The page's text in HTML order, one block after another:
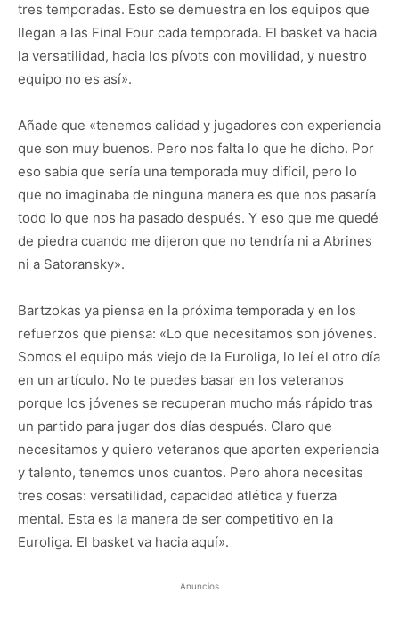
tres temporadas. Esto se demuestra en los equipos que
llegan a las Final Four cada temporada. El basket va hacia
la versatilidad, hacia los pívots con movilidad, y nuestro
equipo no es así».
Añade que «tenemos calidad y jugadores con experiencia
que son muy buenos. Pero nos falta lo que he dicho. Por
eso sabía que sería una temporada muy difícil, pero lo
que no imaginaba de ninguna manera es que nos pasaría
todo lo que nos ha pasado después. Y eso que me quedé
de piedra cuando me dijeron que no tendría ni a Abrines
ni a Satoransky».
Bartzokas ya piensa en la próxima temporada y en los
refuerzos que piensa: «Lo que necesitamos son jóvenes.
Somos el equipo más viejo de la Euroliga, lo leí el otro día
en un artículo. No te puedes basar en los veteranos
porque los jóvenes se recuperan mucho más rápido tras
un partido para jugar dos días después. Claro que
necesitamos y quiero veteranos que aporten experiencia
y talento, tenemos unos cuantos. Pero ahora necesitas
tres cosas: versatilidad, capacidad atlética y fuerza
mental. Esta es la manera de ser competitivo en la
Euroliga. El basket va hacia aquí».
Anuncios